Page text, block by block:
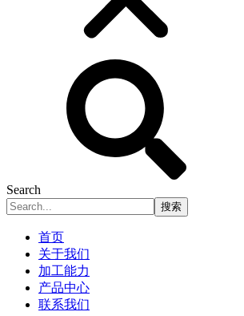
Search
搜索
首页
关于我们
加工能力
产品中心
联系我们